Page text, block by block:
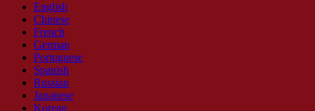
English
Chinese
French
German
Portuguese
Spanish
Russian
Japanese
Korean